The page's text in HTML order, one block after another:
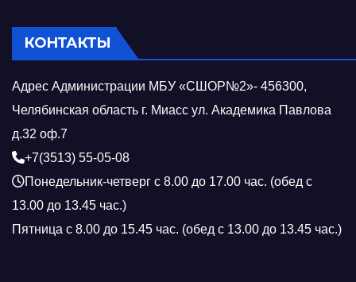
КОНТАКТЫ
Адрес Администрации МБУ «СШОР№2»- 456300,
Челябинская область г. Миасс ул. Академика Павлова
д.32 оф.7
+7(3513) 55-05-08
Понедельник-четверг с 8.00 до 17.00 час. (обед с
13.00 до 13.45 час.)
Пятница с 8.00 до 15.45 час. (обед с 13.00 до 13.45 час.)